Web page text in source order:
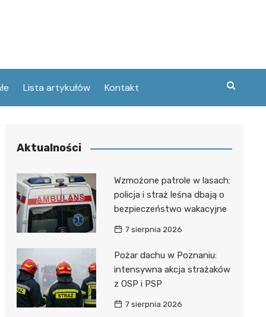
Lista artykułów Kontakt
Aktualności
Wzmożone patrole w lasach:
policja i straż leśna dbają o
bezpieczeństwo wakacyjne
7 sierpnia 2026
Pożar dachu w Poznaniu:
intensywna akcja strażaków
z OSP i PSP
7 sierpnia 2026